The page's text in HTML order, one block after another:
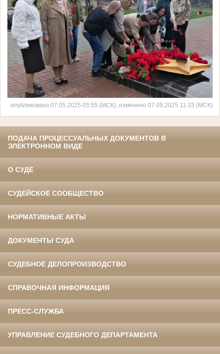
опубликовано 07.05.2025 05:55 (МСК), изменено 07.05.2025 11:33 (МСК)
ПОДАЧА ПРОЦЕССУАЛЬНЫХ ДОКУМЕНТОВ В
ЭЛЕКТРОННОМ ВИДЕ
О СУДЕ
СУДЕЙСКОЕ СООБЩЕСТВО
НОРМАТИВНЫЕ АКТЫ
ДОКУМЕНТЫ СУДА
СУДЕБНОЕ ДЕЛОПРОИЗВОДСТВО
СПРАВОЧНАЯ ИНФОРМАЦИЯ
ПРЕСС-СЛУЖБА
УПРАВЛЕНИЕ СУДЕБНОГО ДЕПАРТАМЕНТА